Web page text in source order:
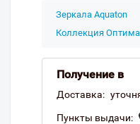
Зеркала Aquaton
Коллекция Оптима
Получение в
Доставка:
Пункты выдачи: